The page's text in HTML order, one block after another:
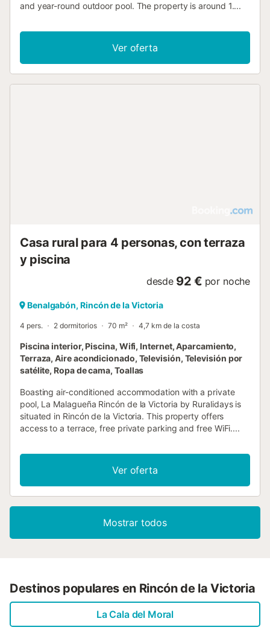
and year-round outdoor pool. The property is around 1....
Ver oferta
Casa rural para 4 personas, con terraza
y piscina
desde 92 € por noche
Benalgabón, Rincón de la Victoria
4 pers. 2 dormitorios 70 m² 4,7 km de la costa
Piscina interior, Piscina, Wifi, Internet, Aparcamiento,
Terraza, Aire acondicionado, Televisión, Televisión por
satélite, Ropa de cama, Toallas
Boasting air-conditioned accommodation with a private
pool, La Malagueña Rincón de la Victoria by Ruralidays is
situated in Rincón de la Victoria. This property offers
access to a terrace, free private parking and free WiFi....
Ver oferta
Mostrar todos
Destinos populares en Rincón de la Victoria
La Cala del Moral